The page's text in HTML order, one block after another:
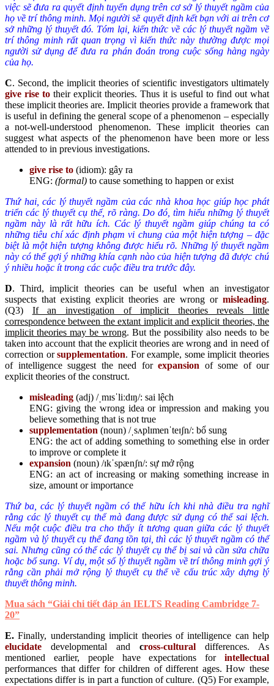
việc sẽ đưa ra quyết định tuyển dụng trên cơ sở lý thuyết ngầm của
họ về trí thông minh. Mọi người sẽ quyết định kết bạn với ai trên cơ
sở những lý thuyết đó. Tóm lại, kiến thức về các lý thuyết ngầm về
trí thông minh rất quan trọng vì kiến thức này thường được mọi
người sử dụng để đưa ra phán đoán trong cuộc sống hàng ngày
của họ.
C. Second, the implicit theories of scientific investigators ultimately
give rise to their explicit theories. Thus it is useful to find out what
these implicit theories are. Implicit theories provide a framework that
is useful in defining the general scope of a phenomenon – especially
a not-well-understood phenomenon. These implicit theories can
suggest what aspects of the phenomenon have been more or less
attended to in previous investigations.
give rise to (idiom): gây ra
ENG: (formal) to cause something to happen or exist
Thứ hai, các lý thuyết ngầm của các nhà khoa học giúp học phát
triển các lý thuyết cụ thể, rõ ràng. Do đó, tìm hiểu những lý thuyết
ngầm này là rất hữu ích. Các lý thuyết ngầm giúp chúng ta có
những tiêu chí xác định phạm vi chung của một hiện tượng – đặc
biệt là một hiện tượng không được hiểu rõ. Những lý thuyết ngầm
này có thể gợi ý những khía cạnh nào của hiện tượng đã được chú
ý nhiều hoặc íttrong các cuộc điều tra trước đây.
D. Third, implicit theories can be useful when an investigator
suspects that existing explicit theories are wrong or misleading.
(Q3) If an investigation of implicit theories reveals little
correspondence between the extant implicit and explicit theories, the
implicit theories may be wrong. But the possibility also needs to be
taken into account that the explicit theories are wrong and in need of
correction orsupplementation. For example, some implicit theories
of intelligence suggest the need for expansion of some of our
explicit theories of the construct.
misleading (adj) /ˌmɪsˈliːdɪŋ/: sai lệch
ENG: giving the wrong idea or impression and making you
believe something that is not true
supplementation (noun) /ˌsʌplɪmenˈteɪʃn/: bổ sung
ENG: the act of adding something to something else in order
to improve or complete it
expansion (noun) /ɪkˈspænʃn/: sự mở rộng
ENG: an act of increasing or making something increase in
size, amount or importance
Thứ ba, các lý thuyết ngầm có thể hữu ích khi nhà điều tra nghĩ
rằng các lý thuyết cụ thể mà đang được sử dụng có thể sai lệch.
Nếu một cuộc điều tra cho thấy ít tương quan giữa các lý thuyết
ngầm và lý thuyết cụ thể đang tồn tại, thì các lý thuyết ngầm có thể
sai. Nhưng cũng có thể các lý thuyết cụ thể bị sai và cần sửa chữa
hoặc bổ sung. Ví dụ, một số lý thuyết ngầm về trí thông minh gợi ý
rằng cần phải mở rộng lý thuyết cụ thể về cấu trúc xây dựng lý
thuyết thông minh.
Mua sách “Giải chi tiết đáp án IELTS Reading Cambridge 7-
20”
E.Finally, understanding implicit theories of intelligence can help
elucidate
developmental and cross-cultural differences. As
mentioned earlier, people have expectations for intellectual
performances that differ for children of different ages. How these
expectations differ is in part a function of culture. (Q5) For example,